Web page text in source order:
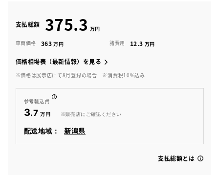
支払総額 375.3
車両価格 363 諸費用 12.3
価格相場表（最新情報）を見る
※価格は展示店にて8月登録の場合 ※消費税10%込み
参考輸送費
3.7 ※販売店にご確認ください
配送地域： 新潟県
支払総額とは